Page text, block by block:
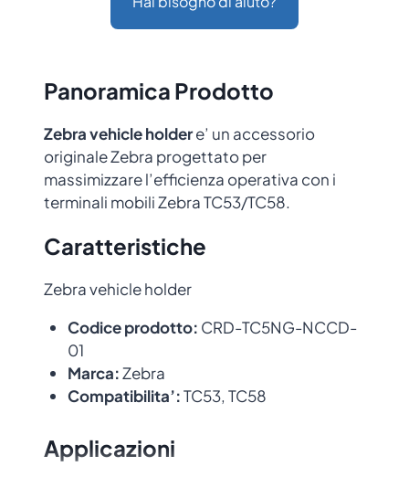
Panoramica Prodotto
Zebra vehicle holdere’ un accessorio
originale Zebra progettato per
massimizzare l’efficienza operativa con i
terminali mobili Zebra TC53/TC58.
Caratteristiche
Zebra vehicle holder
Codice prodotto: CRD-TC5NG-NCCD-
01
Marca:Zebra
Compatibilita’:TC53, TC58
Applicazioni